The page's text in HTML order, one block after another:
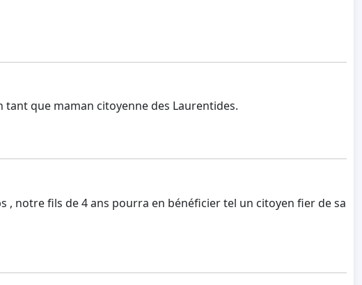
tant que maman citoyenne des Laurentides.
notre fils de 4 ans pourra en bénéficier tel un citoyen fier de sa